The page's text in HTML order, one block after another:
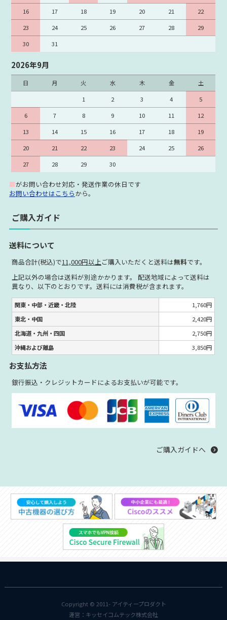
16
17 18 19 20 21
22
23
24 25 26 27 28
29
30
31
2026年9月
日 月 火 水 木 金
土
1
2 3 4
5
6
7 8 9 10 11
12
13
14 15 16 17 18
19
20
21 22 23 24 25
26
27
28 29 30
■がお問い合わせ対応・発送作業の休日です
お問い合わせはこちらから。
ご購入ガイド
送料について
商品合計(税込)で11,000円以上ご購入いただくと送料は無料です。
上記以外の場合は送料が別途かかります。 配送地域によって送料は
異なり、以下のとおりです。送料には消費税が含まれます。
関東・中部・近畿・北陸
1,760円
東北・中国
2,420円
北海道・九州・四国
2,750円
沖縄および離島
3,850円
お支払方法
銀行振込・クレジットカードによるお支払いが可能です。
ご購入ガイドへ
Copyright © 2011- アイティープロダクト
運営： キッセイコムテック株式会社